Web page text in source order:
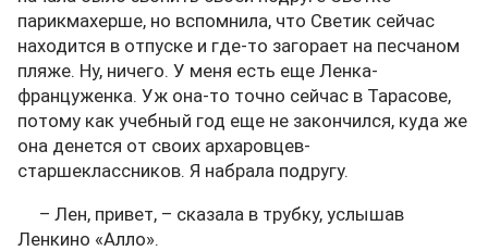
парикмахерше, но вспомнила, что Светик сейчас
находится в отпуске и где-то загорает на песчаном
пляже. Ну, ничего. У меня есть еще Ленка-
француженка. Уж она-то точно сейчас в Тарасове,
потому как учебный год еще не закончился, куда же
она денется от своих архаровцев-
старшеклассников. Я набрала подругу.
– Лен, привет, – сказала в трубку, услышав
Ленкино «Алло».